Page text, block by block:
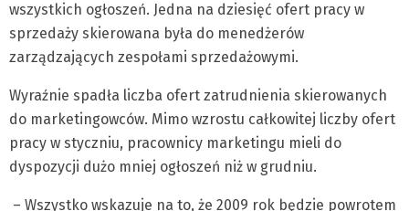
wszystkich ogłoszeń. Jedna na dziesięć ofert pracy w
sprzedaży skierowana była do menedżerów
zarządzających zespołami sprzedażowymi.
Wyraźnie spadła liczba ofert zatrudnienia skierowanych
do marketingowców. Mimo wzrostu całkowitej liczby ofert
pracy w styczniu, pracownicy marketingu mieli do
dyspozycji dużo mniej ogłoszeń niż w grudniu.
– Wszystko wskazuje na to, że 2009 rok będzie powrotem